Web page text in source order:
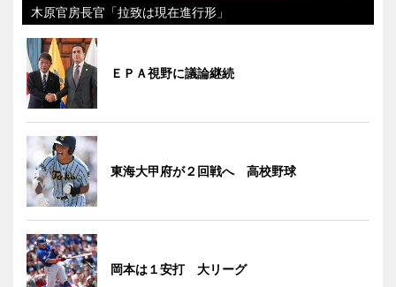
木原官房長官「拉致は現在進行形」
ＥＰＡ視野に議論継続
東海大甲府が２回戦へ 高校野球
岡本は１安打 大リーグ